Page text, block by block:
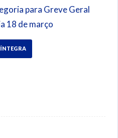
para Greve Geral
18 de março